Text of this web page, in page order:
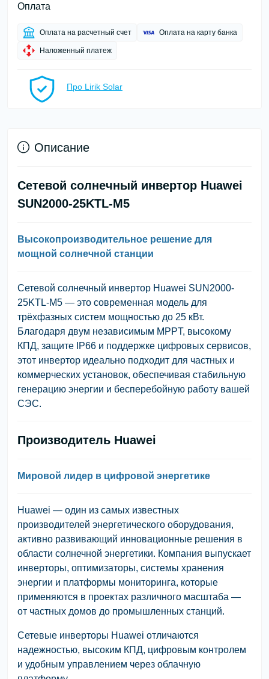
Оплата
Оплата на расчетный счет Оплата на карту банка
Наложенный платеж
Про Lirik Solar
Описание
Сетевой солнечный инвертор Huawei
SUN2000-25KTL-M5
Высокопроизводительное решение для
мощной солнечной станции
Сетевой солнечный инвертор Huawei SUN2000-
25KTL-M5 — это современная модель для
трёхфазных систем мощностью до 25 кВт.
Благодаря двум независимым MPPT, высокому
КПД, защите IP66 и поддержке цифровых сервисов,
этот инвертор идеально подходит для частных и
коммерческих установок, обеспечивая стабильную
генерацию энергии и бесперебойную работу вашей
СЭС.
Производитель Huawei
Мировой лидер в цифровой энергетике
Huawei — один из самых известных
производителей энергетического оборудования,
активно развивающий инновационные решения в
области солнечной энергетики. Компания выпускает
инверторы, оптимизаторы, системы хранения
энергии и платформы мониторинга, которые
применяются в проектах различного масштаба —
от частных домов до промышленных станций.
Сетевые инверторы Huawei отличаются
надежностью, высоким КПД, цифровым контролем
и удобным управлением через облачную